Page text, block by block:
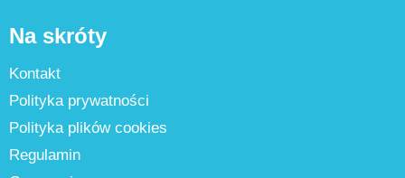
Na skróty
Kontakt
Polityka prywatności
Polityka plików cookies
Regulamin